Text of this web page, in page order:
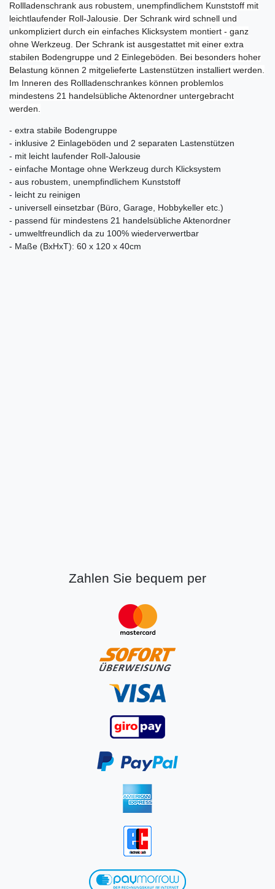
Rollladenschrank aus robustem, unempfindlichem Kunststoff mit
leichtlaufender Roll-Jalousie. Der Schrank wird schnell und
unkompliziert durch ein einfaches Klicksystem montiert - ganz
ohne Werkzeug. Der Schrank ist ausgestattet mit einer extra
stabilen Bodengruppe und 2 Einlegeböden. Bei besonders hoher
Belastung können 2 mitgelieferte Lastenstützen installiert werden.
Im Inneren des Rollladenschrankes können problemlos
mindestens 21 handelsübliche Aktenordner untergebracht
werden.
- extra stabile Bodengruppe
- inklusive 2 Einlageböden und 2 separaten Lastenstützen
- mit leicht laufender Roll-Jalousie
- einfache Montage ohne Werkzeug durch Klicksystem
- aus robustem, unempfindlichem Kunststoff
- leicht zu reinigen
- universell einsetzbar (Büro, Garage, Hobbykeller etc.)
- passend für mindestens 21 handelsübliche Aktenordner
- umweltfreundlich da zu 100% wiederverwertbar
- Maße (BxHxT): 60 x 120 x 40cm
Zahlen Sie bequem per